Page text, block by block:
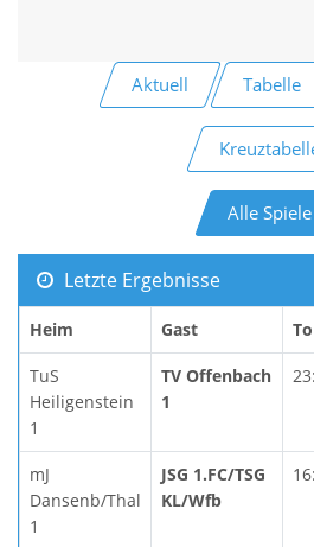
Aktuell Tabelle
Alle Spiele
Letzte Ergebnisse
Heim Gast
TuS
Heiligenstein
1
TV Offenbach
1
mJ
Dansenb/Thal
1
JSG 1.FC/TSG
KL/Wfb